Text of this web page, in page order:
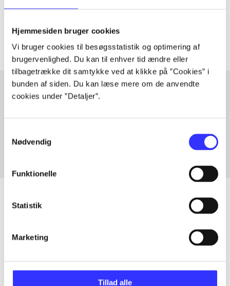
Hjemmesiden bruger cookies
Vi bruger cookies til besøgsstatistik og optimering af
brugervenlighed. Du kan til enhver tid ændre eller
tilbagetrække dit samtykke ved at klikke på ”Cookies” i
bunden af siden. Du kan læse mere om de anvendte
cookies under ”Detaljer”.
Nødvendig
Funktionelle
Statistik
Marketing
Tillad alle
Alle registrerede artikler fordelt på udgivelser
...